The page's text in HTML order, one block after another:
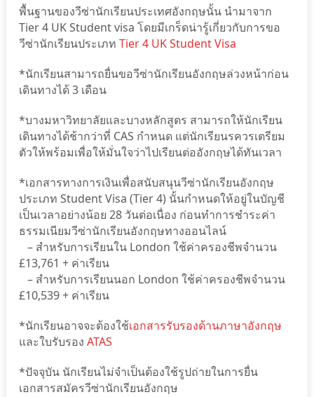
พื้นฐานของวีซ่านักเรียนประเทศอังกฤษนั้น นำมาจาก
Tier 4 UK Student visa โดยมีเกร็ดน่ารู้เกี่ยวกับการขอ
วีซ่านักเรียนประเภท Tier 4 UK Student Visa
*นักเรียนสามารถยื่นขอวีซ่านักเรียนอังกฤษล่วงหน้าก่อน
เดินทางได้ 3 เดือน
*บางมหาวิทยาลัยและบางหลักสูตร สามารถให้นักเรียน
เดินทางได้ช้ากว่าที่ CAS กำหนด แต่นักเรียนรควรเตรียม
ตัวให้พร้อมเพื่อให้มั่นใจว่าไปเรียนต่ออังกฤษได้ทันเวลา
*เอกสารทางการเงินเพื่อสนับสนุนวีซ่านักเรียนอังกฤษ
ประเภท Student Visa (Tier 4) นั้นกำหนดให้อยู่ในบัญชี
เป็นเวลาอย่างน้อย 28 วันต่อเนื่อง ก่อนทำการชำระค่า
ธรรมเนียมวีซ่านักเรียนอังกฤษทางออนไลน์
– สำหรับการเรียนใน London ใช้ค่าครองชีพจำนวน
£13,761 + ค่าเรียน
– สำหรับการเรียนนอก London ใช้ค่าครองชีพจำนวน
£10,539 + ค่าเรียน
*นักเรียนอาจจะต้องใช้เอกสารรับรองด้านภาษาอังกฤษ
และใบรับรอง ATAS
*ปัจจุบัน นักเรียนไม่จำเป็นต้องใช้รูปถ่ายในการยื่น
เอกสารสมัครวีซ่านักเรียนอังกฤษ